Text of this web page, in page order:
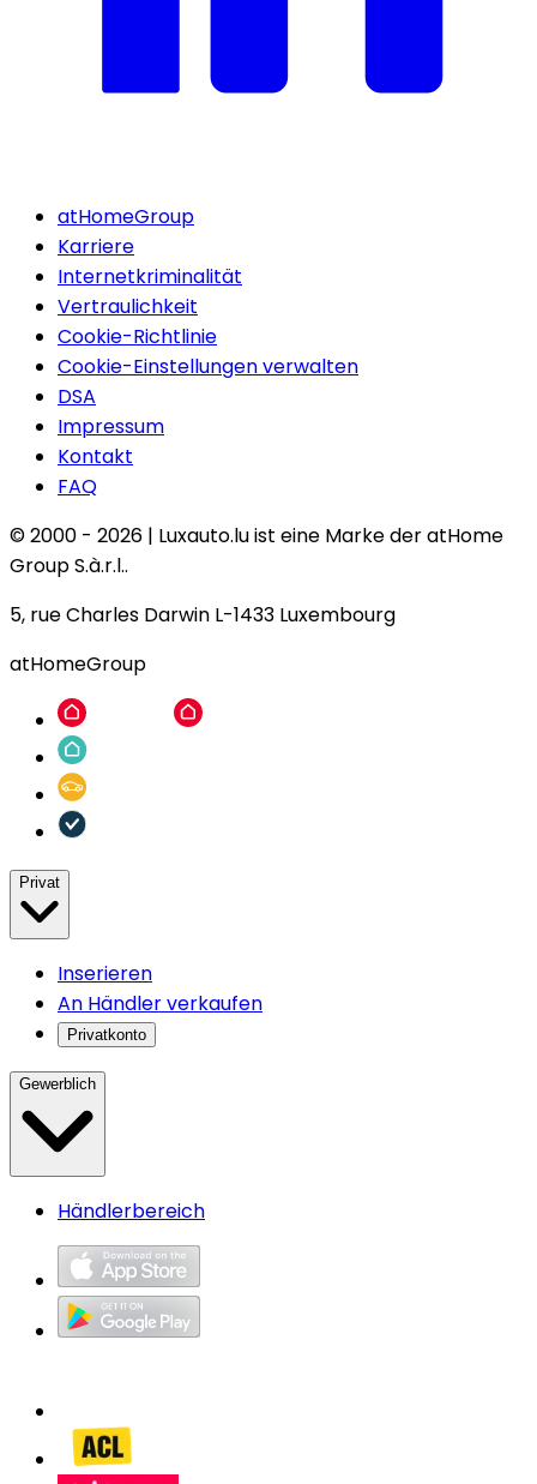
atHomeGroup
Karriere
Internetkriminalität
Vertraulichkeit
Cookie-Richtlinie
Cookie-Einstellungen verwalten
DSA
Impressum
Kontakt
FAQ
© 2000 - 2026 | Luxauto.lu ist eine Marke der atHome
Group S.à.r.l..
5, rue Charles Darwin L-1433 Luxembourg
atHomeGroup
Privat
Inserieren
An Händler verkaufen
Privatkonto
Gewerblich
Händlerbereich